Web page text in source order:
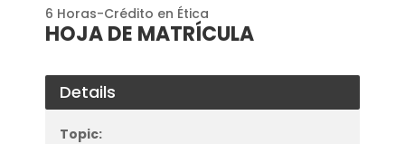
6 Horas-Crédito en Ética
HOJA DE MATRÍCULA
Details
Topic: